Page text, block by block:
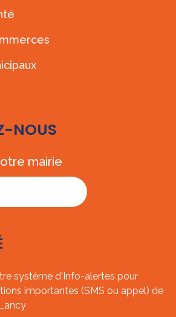
NOUS
mairie
système d'Info-alertes pour
importantes (SMS ou appel) de